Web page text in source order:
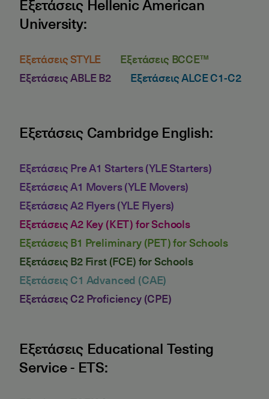
University:
Εξετάσεις STYLE
Εξετάσεις BCCE™
Εξετάσεις ABLE B2
Εξετάσεις ALCE C1-C2
Εξετάσεις Cambridge English:
Εξετάσεις Pre A1 Starters (YLE Starters)
Εξετάσεις A1 Movers (YLE Movers)
Εξετάσεις A2 Flyers (YLE Flyers)
Εξετάσεις A2 Key (KET) for Schools
Εξετάσεις B1 Preliminary (PET) for Schools
Εξετάσεις B2 First (FCE) for Schools
Εξετάσεις C1 Advanced (CAE)
Εξετάσεις C2 Proficiency (CPE)
Εξετάσεις Educational Testing
Service - ETS: